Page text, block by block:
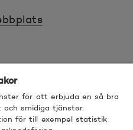
för att erbjuda en så bra
och smidiga tjänster.
för till exempel statistik